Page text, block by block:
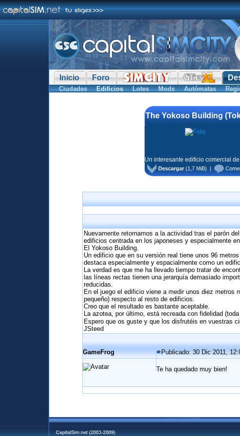
Inicio Foro
Ciudades Edificios Lotes Mods Autómatas
The Yokoso Building
Un interesante edificio comercial
Descargar(1,7 MiB) |
Nuevamente retornamos a la actividad tras el parón
edificios centrada en los japoneses y especialmente
El Yokoso Building.
Un edificio que en su versión real tiene unos 96
destaca especialmente y espacialmente como un
La verdad es que me ha llevado tiempo tratar de
las líneas rectas tienen una jerarquía demasiado
reducidas.
En el juego el edificio viene a medir unos diez metros
pequeño) respecto al resto de edificios.
Creo que el resultado es bastante aceptable.
La azotea, por último, está recreada con fidelidad
Espero que os guste y que los disfrutéis en vuestras
JSteed
GameFrog Publicado: 30 Dic 2011,
Te ha quedado muy bien!